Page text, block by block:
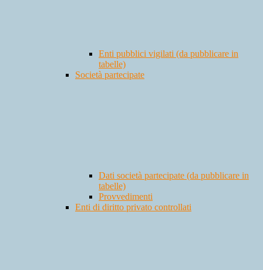
Enti pubblici vigilati (da pubblicare in
tabelle)
Società partecipate
Dati società partecipate (da pubblicare in
tabelle)
Provvedimenti
Enti di diritto privato controllati